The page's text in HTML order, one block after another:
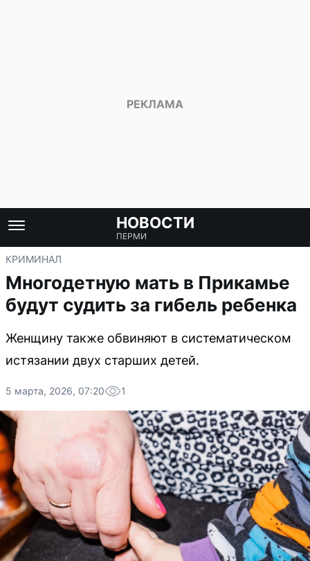
НОВОСТИ
ПЕРМИ
КРИМИНАЛ
Многодетную мать в Прикамье
будут судить за гибель ребенка
Женщину также обвиняют в систематическом
истязании двух старших детей.
5 марта, 2026, 07:20 1